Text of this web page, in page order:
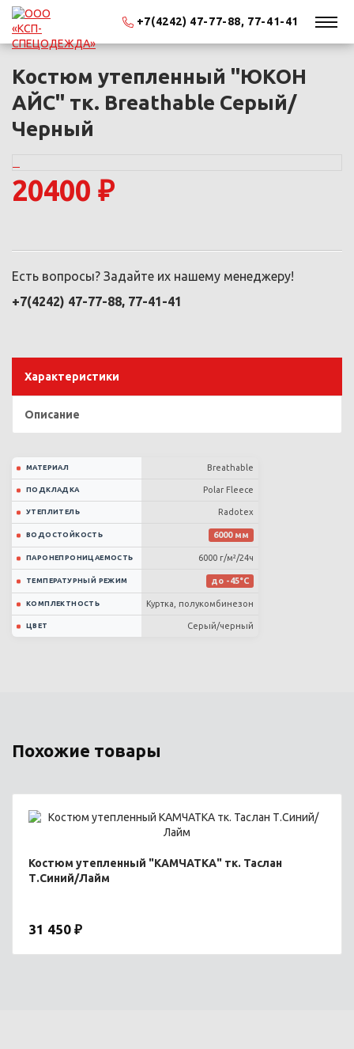
+7(4242) 47-77-88, 77-41-41
Костюм утепленный "ЮКОН
АЙС" тк. Breathable Серый/
Черный
20400 ₽
Есть вопросы? Задайте их нашему менеджеру!
+7(4242) 47-77-88, 77-41-41
Характеристики
Описание
МАТЕРИАЛ Breathable
ПОДКЛАДКА Polar Fleece
УТЕПЛИТЕЛЬ Radotex
ВОДОСТОЙКОСТЬ 6000 мм
ПАРОНЕПРОНИЦАЕМОСТЬ 6000 г/м²/24ч
ТЕМПЕРАТУРНЫЙ РЕЖИМ до -45°C
КОМПЛЕКТНОСТЬ Куртка, полукомбинезон
ЦВЕТ Серый/черный
Похожие товары
Костюм утепленный "КАМЧАТКА" тк. Таслан
Т.Синий/Лайм
31 450 ₽